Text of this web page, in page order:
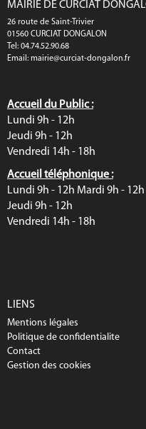
MAIRIE DE CURCIAT
26 route de Saint-Trivier
01560 CURCIAT DONGALON
Tel: 04.74.52.90.68
Email: mairie@curciat-dongalon.fr
Accueil du Public :
Lundi 9h - 12h
Jeudi 9h - 12h
Vendredi 14h - 18h
Accueil téléphonique :
Lundi 9h - 12h Mardi 9h - 12h
Jeudi 9h - 12h
Vendredi 14h - 18h
LIENS
Mentions légales
Politique de confidentialite
Contact
Gestion des cookies